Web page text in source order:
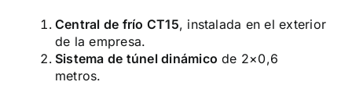
Central de frío CT15, instalada en el exterior
de la empresa.
Sistema de túnel dinámico de 2×0,6
metros.